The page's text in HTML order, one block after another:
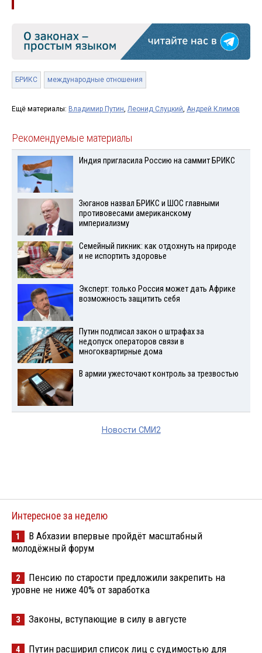
БРИКС международные отношения
Ещё материалы: Владимир Путин, Леонид Слуцкий, Андрей Климов
Рекомендуемые материалы
Индия пригласила Россию на саммит БРИКС
Зюганов назвал БРИКС и ШОС главными
противовесами американскому
империализму
Семейный пикник: как отдохнуть на природе
и не испортить здоровье
Эксперт: только Россия может дать Африке
возможность защитить себя
Путин подписал закон о штрафах за
недопуск операторов связи в
многоквартирные дома
В армии ужесточают контроль за трезвостью
Новости СМИ2
Интересное за неделю
1
В Абхазии впервые пройдёт масштабный
молодёжный форум
2
Пенсию по старости предложили закрепить на
уровне не ниже 40% от заработка
3 Законы, вступающие в силу в августе
4
Путин расширил список лиц с судимостью для